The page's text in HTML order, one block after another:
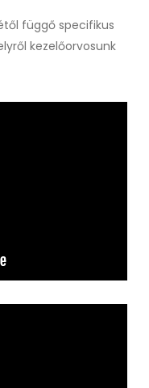
függő specifikus
kezelőorvosunk